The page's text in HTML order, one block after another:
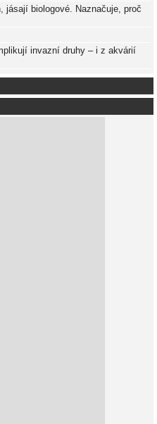
jásají biologové. Naznačuje, proč
invazní druhy – i z akvárií